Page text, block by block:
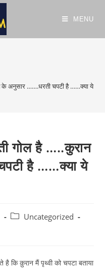
MENU
के अनुसार …….धरती चपटी है ……क्या ये
गोल है …..कुरान
है ……क्या ये
Uncategorized
कि क़ुरान मैं पृथ्वी को चपटा बताया